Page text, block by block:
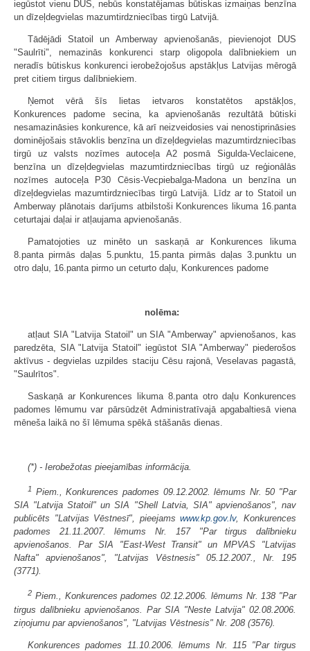
iegūstot vienu DUS, nebūs konstatējamas būtiskas izmaiņas benzīna
un dīzeļdegvielas mazumtirdzniecības tirgū Latvijā.
Tādējādi Statoil un Amberway apvienošanās, pievienojot DUS
"Saulrīti", nemazinās konkurenci starp oligopola dalībniekiem un
neradīs būtiskus konkurenci ierobežojošus apstākļus Latvijas mērogā
pret citiem tirgus dalībniekiem.
Ņemot vērā šīs lietas ietvaros konstatētos apstākļos,
Konkurences padome secina, ka apvienošanās rezultātā būtiski
nesamazināsies konkurence, kā arī neizveidosies vai nenostiprināsies
dominējošais stāvoklis benzīna un dīzeļdegvielas mazumtirdzniecības
tirgū uz valsts nozīmes autoceļa A2 posmā Sigulda-Veclaicene,
benzīna un dīzeļdegvielas mazumtirdzniecības tirgū uz reģionālās
nozīmes autoceļa P30 Cēsis-Vecpiebalga-Madona un benzīna un
dīzeļdegvielas mazumtirdzniecības tirgū Latvijā. Līdz ar to Statoil un
Amberway plānotais darījums atbilstoši Konkurences likuma 16.panta
ceturtajai daļai ir atļaujama apvienošanās.
Pamatojoties uz minēto un saskaņā ar Konkurences likuma
8.panta pirmās daļas 5.punktu, 15.panta pirmās daļas 3.punktu un
otro daļu, 16.panta pirmo un ceturto daļu, Konkurences padome
nolēma:
atļaut SIA "Latvija Statoil" un SIA "Amberway" apvienošanos, kas
paredzēta, SIA "Latvija Statoil" iegūstot SIA "Amberway" piederošos
aktīvus - degvielas uzpildes staciju Cēsu rajonā, Veselavas pagastā,
"Saulrītos".
Saskaņā ar Konkurences likuma 8.panta otro daļu Konkurences
padomes lēmumu var pārsūdzēt Administratīvajā apgabaltiesā viena
mēneša laikā no šī lēmuma spēkā stāšanās dienas.
(*) - Ierobežotas pieejamības informācija.
1 Piem., Konkurences padomes 09.12.2002. lēmums Nr. 50 "Par
SIA "Latvija Statoil" un SIA "Shell Latvia, SIA" apvienošanos", nav
publicēts "Latvijas Vēstnesī", pieejamswww.kp.gov.lv, Konkurences
padomes 21.11.2007. lēmums Nr. 157 "Par tirgus dalībnieku
apvienošanos. Par SIA "East-West Transit" un MPVAS "Latvijas
Nafta" apvienošanos", "Latvijas Vēstnesis" 05.12.2007., Nr. 195
(3771).
2 Piem., Konkurences padomes 02.12.2006. lēmums Nr. 138 "Par
tirgus dalībnieku apvienošanos. Par SIA "Neste Latvija" 02.08.2006.
ziņojumu par apvienošanos", "Latvijas Vēstnesis" Nr. 208 (3576).
Konkurences padomes 11.10.2006. lēmums Nr. 115 "Par tirgus